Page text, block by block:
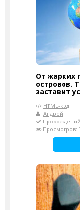
От жарких
островов.
заставит
HTML-код
Андрей
Просмотров: